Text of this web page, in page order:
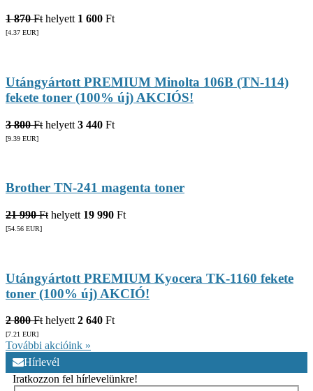
1 870 Ft helyett 1 600 Ft
[4.37 EUR]
Utángyártott PREMIUM Minolta 106B (TN-114)
fekete toner (100% új) AKCIÓS!
3 800 Ft helyett 3 440 Ft
[9.39 EUR]
Brother TN-241 magenta toner
21 990 Ft helyett 19 990 Ft
[54.56 EUR]
Utángyártott PREMIUM Kyocera TK-1160 fekete
toner (100% új) AKCIÓ!
2 800 Fthelyett2 640 Ft
[7.21 EUR]
További akcióink »
Hírlevél
Iratkozzon fel hírlevelünkre!